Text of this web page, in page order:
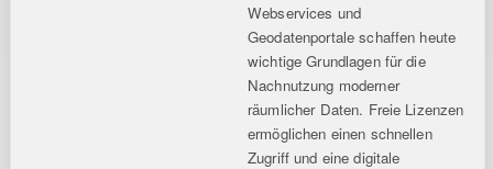
Webservices und
Geodatenportale schaffen heute
wichtige Grundlagen für die
Nachnutzung moderner
räumlicher Daten. Freie Lizenzen
ermöglichen einen schnellen
Zugriff und eine digitale